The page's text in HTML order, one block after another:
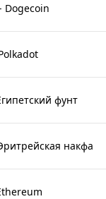
Dogecoin
фунт
накфа